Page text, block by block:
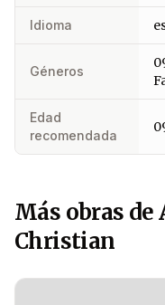
Idioma
Géneros
Edad
recomendada
Más obras de
Christian